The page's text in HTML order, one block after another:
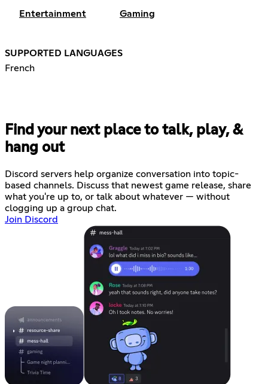
Entertainment Gaming
SUPPORTED LANGUAGES
French
Find your next place to talk, play, &
hang out
Discord servers help organize conversation into topic-
based channels. Discuss that newest game release, share
what you're up to, or talk about whatever — without
clogging up a group chat.
Join Discord